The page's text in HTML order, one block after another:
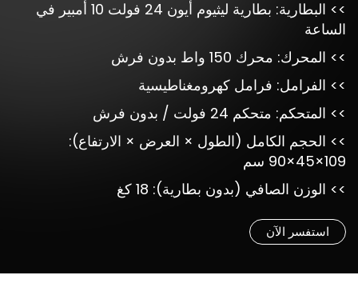
>> البطارية: بطارية ليثيوم أيون 24 فولت 10 أمبير في
الساعة
>> المحرك: محرك 150 واط بدون فرش
>> الفرامل: فرامل كهرومغناطيسية
>> المتحكم: متحكم 24 فولت / بدون فرش
>> الحجم الكامل (الطول × العرض × الارتفاع):
109×45×90 سم
>> الوزن الصافي (بدون بطارية): 18 كغ
استفسر الآن